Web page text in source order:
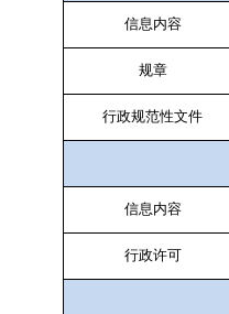
信息内容
规章
行政规范性文件
信息内容
行政许可